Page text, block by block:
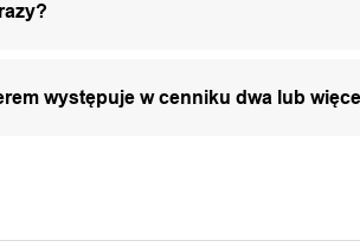
występuje w cenniku dwa lub